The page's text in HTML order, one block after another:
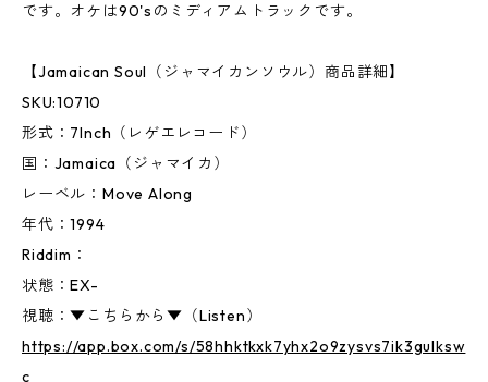
です。オケは90'sのミディアムトラックです。
【Jamaican Soul（ジャマイカンソウル）商品詳細】
SKU:10710
形式：7Inch（レゲエレコード）
国：Jamaica（ジャマイカ）
レーベル：Move Along
年代：1994
Riddim：
状態：EX-
視聴：▼こちらから▼（Listen）
https://app.box.com/s/58hhktkxk7yhx2o9zysvs7ik3gulksw
c